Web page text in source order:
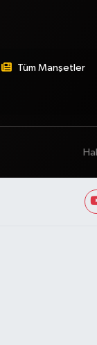
Tüm Manşetler